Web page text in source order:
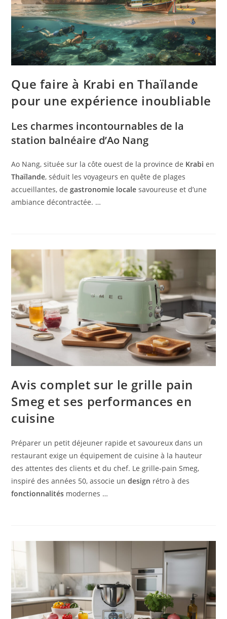
Que faire à Krabi en Thaïlande
pour une expérience inoubliable
Les charmes incontournables de la
station balnéaire d’Ao Nang
Ao Nang, située sur la côte ouest de la province de Krabi en
Thaïlande, séduit les voyageurs en quête de plages
accueillantes, degastronomie locale savoureuse et d’une
ambiance décontractée. …
Avis complet sur le grille pain
Smeg et ses performances en
cuisine
Préparer un petit déjeuner rapide et savoureux dans un
restaurant exige un équipement de cuisine à la hauteur
des attentes des clients et du chef. Le grille-pain Smeg,
inspiré des années 50, associe undesign rétro à des
fonctionnalités modernes …